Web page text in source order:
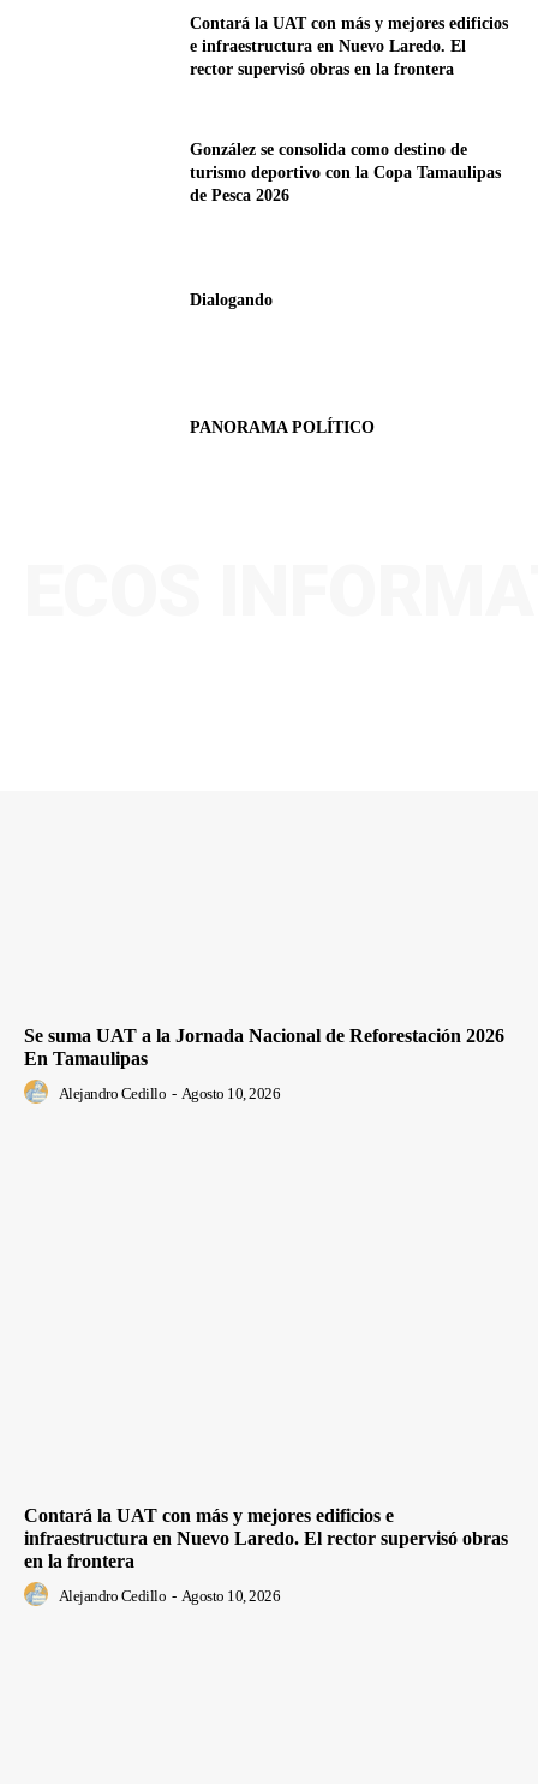
Contará la UAT con más y mejores edificios
e infraestructura en Nuevo Laredo. El
rector supervisó obras en la frontera
González se consolida como destino de
turismo deportivo con la Copa Tamaulipas
de Pesca 2026
Dialogando
PANORAMA POLÍTICO
Se suma UAT a la Jornada Nacional de Reforestación 2026
En Tamaulipas
Alejandro Cedillo - Agosto 10, 2026
Contará la UAT con más y mejores edificios e
infraestructura en Nuevo Laredo. El rector supervisó obras
en la frontera
Alejandro Cedillo - Agosto 10, 2026